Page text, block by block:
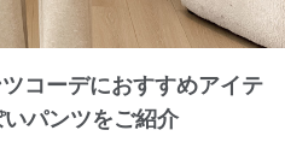
コーデにおすすめアイテ
パンツをご紹介